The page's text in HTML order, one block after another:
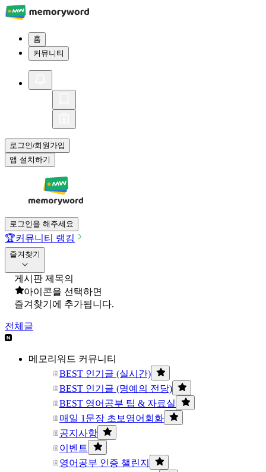
홈
커뮤니티
로그인/회원가입
앱 설치하기
로그인을 해주세요
🏆커뮤니티 랭킹
즐겨찾기
게시판 제목의
아이콘을 선택하면
즐겨찾기에 추가됩니다.
전체글
메모리워드 커뮤니티
BEST 인기글 (실시간)
BEST 인기글 (명예의 전당)
BEST 영어공부 팁 & 자료실
매일 1문장 초보영어회화
공지사항
이벤트
영어공부 인증 챌린지